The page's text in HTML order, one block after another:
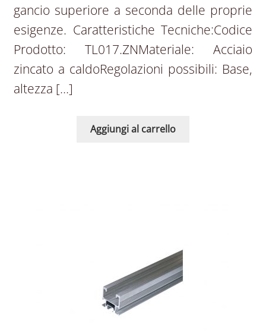
gancio superiore a seconda delle proprie
esigenze. Caratteristiche Tecniche:Codice
Prodotto: TL017.ZNMateriale: Acciaio
zincato a caldoRegolazioni possibili: Base,
altezza […]
Aggiungi al carrello